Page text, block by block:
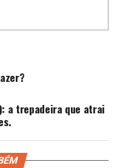
a trepadeira que atrai